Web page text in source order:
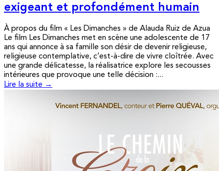
exigeant et profondément humain
À propos du film « Les Dimanches » de Alauda Ruiz de Azua
Le film Les Dimanches met en scène une adolescente de 17
ans qui annonce à sa famille son désir de devenir religieuse,
religieuse contemplative, c’est-à-dire de vivre cloîtrée. Avec
une grande délicatesse, la réalisatrice explore les secousses
intérieures que provoque une telle décision :...
Lire la suite →